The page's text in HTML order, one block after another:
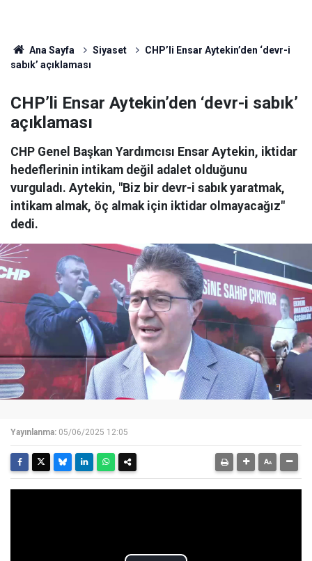
Ana Sayfa Siyaset
CHP’li Ensar Aytekin’den ‘devr-i
sabık’ açıklaması
CHP’li Ensar Aytekin’den ‘devr-i sabık’
açıklaması
CHP Genel Başkan Yardımcısı Ensar Aytekin, iktidar
hedeflerinin intikam değil adalet olduğunu
vurguladı. Aytekin, "Biz bir devr-i sabık yaratmak,
intikam almak, öç almak için iktidar olmayacağız"
dedi.
Yayınlanma: 05/06/2025 12:05